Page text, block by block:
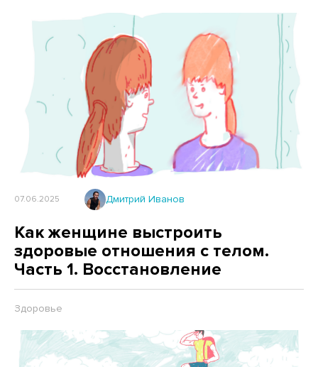
07.06.2025 Дмитрий Иванов
Как женщине выстроить
здоровые отношения с телом.
Часть 1. Восстановление
Здоровье